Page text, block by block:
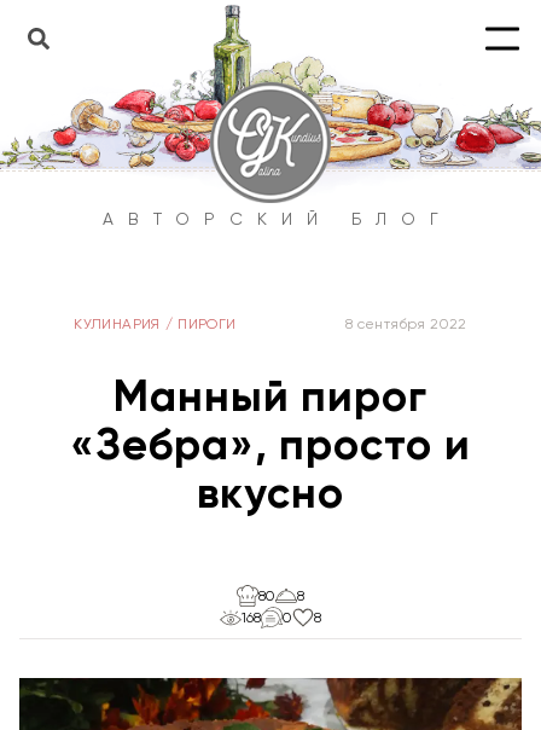
АВТОРСКИЙ БЛОГ
КУЛИНАРИЯ / ПИРОГИ 8 сентября 2022
Манный пирог
«Зебра», просто и
вкусно
80
8
168
0 8